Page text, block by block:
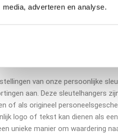
media, adverteren en analyse.
beschikbaar voor
gepersonaliseerd?
van onze persoonlijke
aan. Deze sleutelhangers
of als origineel
logo of tekst kan dienen als
unieke manier om waardering